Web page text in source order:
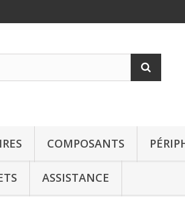
COMPOSANTS
ASSISTANCE